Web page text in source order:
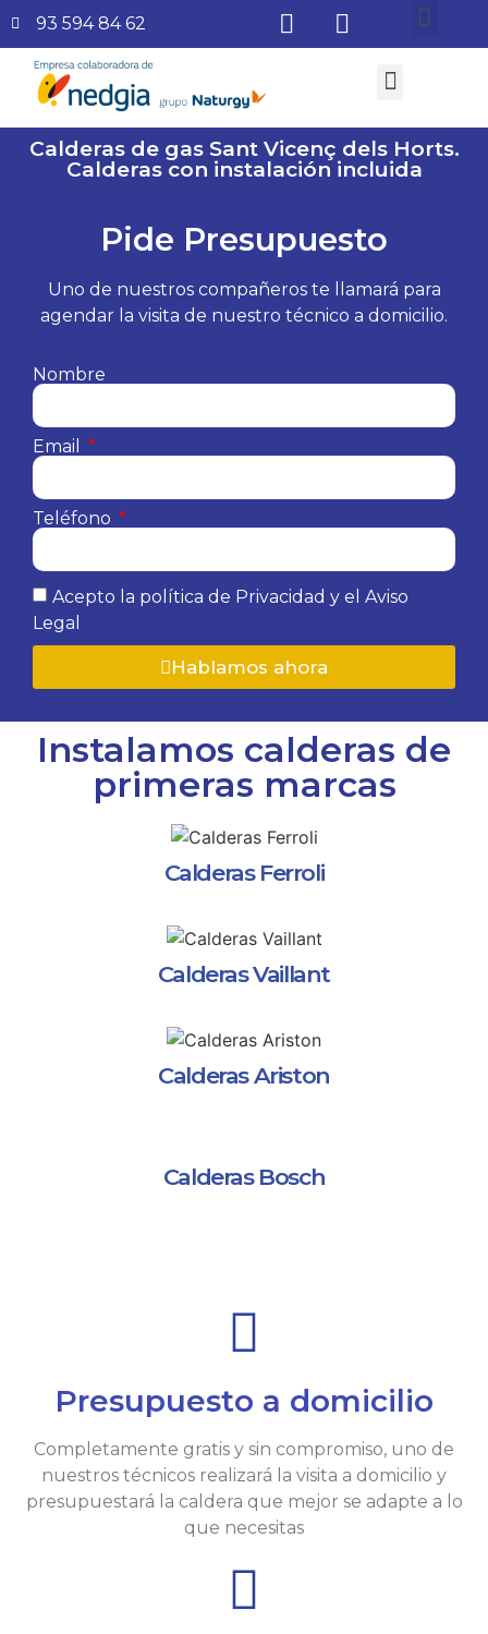
93 594 84 62
Calderas de gas Sant Vicenç dels Horts.
Calderas con instalación incluida
Pide Presupuesto
Uno de nuestros compañeros te llamará para
agendar la visita de nuestro técnico a domicilio.
Nombre
Email
Teléfono
Acepto la política de Privacidad y el Aviso
Legal
Hablamos ahora
Instalamos calderas de
primeras marcas
Calderas Ferroli
Calderas Vaillant
Calderas Ariston
Calderas Bosch
Presupuesto a domicilio
Completamente gratis y sin compromiso, uno de
nuestros técnicos realizará la visita a domicilio y
presupuestará la caldera que mejor se adapte a lo
que necesitas